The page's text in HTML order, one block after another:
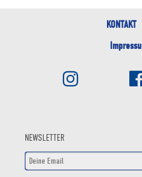
KONTAKT
NEWSLETTER